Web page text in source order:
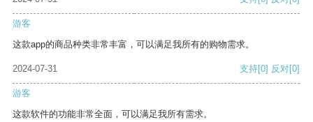
游客
这款app的商品种类非常丰富，可以满足我所有的购物需求。
2024-07-31 支持[0] 反对[0]
游客
这款软件的功能非常全面，可以满足我所有需求。